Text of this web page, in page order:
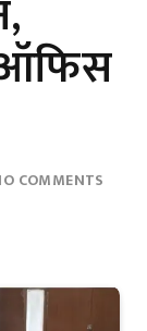
COMMENTS